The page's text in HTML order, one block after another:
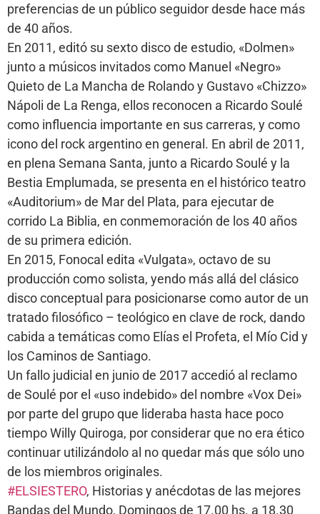
preferencias de un público seguidor desde hace más
de 40 años.
En 2011, editó su sexto disco de estudio, «Dolmen»
junto a músicos invitados como Manuel «Negro»
Quieto de La Mancha de Rolando y Gustavo «Chizzo»
Nápoli de La Renga, ellos reconocen a Ricardo Soulé
como influencia importante en sus carreras, y como
icono del rock argentino en general. En abril de 2011,
en plena Semana Santa, junto a Ricardo Soulé y la
Bestia Emplumada, se presenta en el histórico teatro
«Auditorium» de Mar del Plata, para ejecutar de
corrido La Biblia, en conmemoración de los 40 años
de su primera edición.
En 2015, Fonocal edita «Vulgata», octavo de su
producción como solista, yendo más allá del clásico
disco conceptual para posicionarse como autor de un
tratado filosófico – teológico en clave de rock, dando
cabida a temáticas como Elías el Profeta, el Mío Cid y
los Caminos de Santiago.
Un fallo judicial en junio de 2017 accedió al reclamo
de Soulé por el «uso indebido» del nombre «Vox Dei»
por parte del grupo que lideraba hasta hace poco
tiempo Willy Quiroga, por considerar que no era ético
continuar utilizándolo al no quedar más que sólo uno
de los miembros originales.
#ELSIESTERO, Historias y anécdotas de las mejores
Bandas del Mundo, Domingos de 17.00 hs. a 18.30